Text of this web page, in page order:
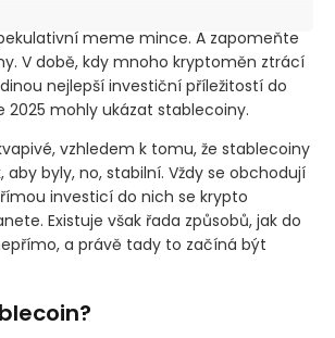
meme mince. A zapomeňte
V době, kdy mnoho kryptoměn ztrácí
nejlepší investiční příležitostí do
2025 mohly ukázat stablecoiny.
vzhledem k tomu, že stablecoiny
aby byly, no, stabilní. Vždy se obchodují
investicí do nich se krypto
Existuje však řada způsobů, jak do
a právě tady to začíná být